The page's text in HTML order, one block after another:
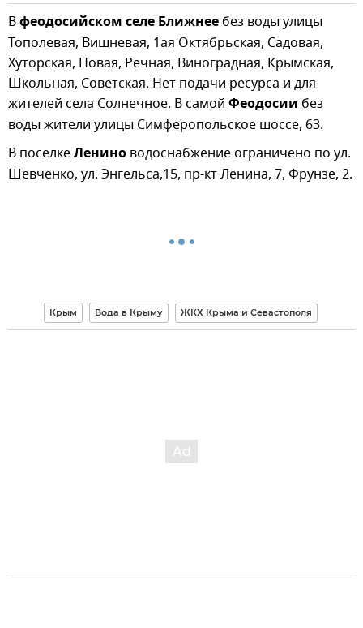
Вфеодосийском селе Ближнее без воды улицы
Тополевая, Вишневая, 1ая Октябрьская, Садовая,
Хуторская, Новая, Речная, Виноградная, Крымская,
Школьная, Советская. Нет подачи ресурса и для
жителей села Солнечное. В самой Феодосии без
воды жители улицы Симферопольское шоссе, 63.
В поселкеЛенино водоснабжение ограничено по ул.
Шевченко, ул. Энгельса,15, пр-кт Ленина, 7, Фрунзе, 2.
Крым Вода в Крыму ЖКХ Крыма и Севастополя